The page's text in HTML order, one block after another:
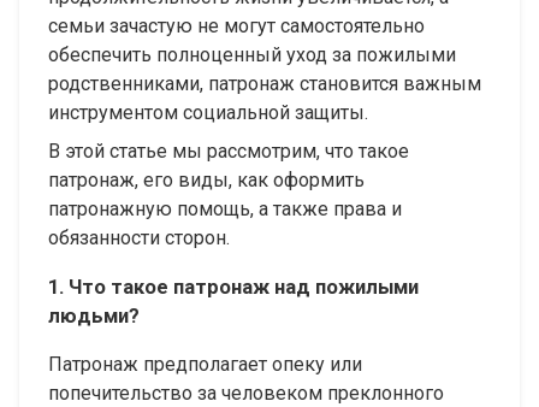
семьи зачастую не могут самостоятельно
обеспечить полноценный уход за пожилыми
родственниками, патронаж становится важным
инструментом социальной защиты.
В этой статье мы рассмотрим, что такое
патронаж, его виды, как оформить
патронажную помощь, а также права и
обязанности сторон.
1. Что такое патронаж над пожилыми
людьми?
Патронаж предполагает опеку или
попечительство за человеком преклонного